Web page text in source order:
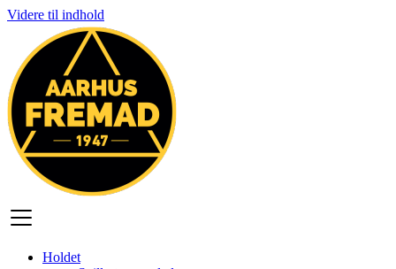
Videre til indhold
Holdet